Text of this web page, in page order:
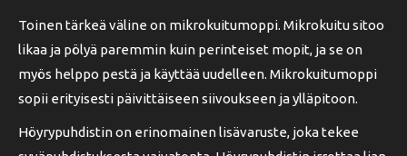
Toinen tärkeä väline on mikrokuitumoppi. Mikrokuitu sitoo
likaa ja pölyä paremmin kuin perinteiset mopit, ja se on
myös helppo pestä ja käyttää uudelleen. Mikrokuitumoppi
sopii erityisesti päivittäiseen siivoukseen ja ylläpitoon.
Höyrypuhdistin on erinomainen lisävaruste, joka tekee